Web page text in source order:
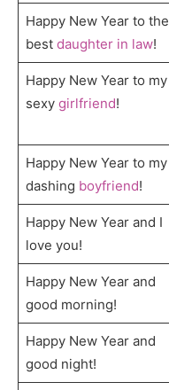
Happy New Year to the
best daughter in law!
Happy New Year to my
sexy girlfriend!
Happy New Year to my
dashing boyfriend!
Happy New Year and I
love you!
Happy New Year and
good morning!
Happy New Year and
good night!